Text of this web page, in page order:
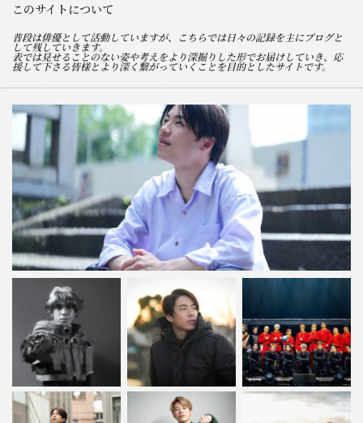
このサイトについて
普段は俳優として活動していますが、こちらでは日々の記録を主にブログと
して残していきます。
表では見せることのない姿や考えをより深掘りした形でお届けしていき、応
援して下さる皆様とより深く繋がっていくことを目的としたサイトです。